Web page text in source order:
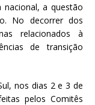
nacional, a questão
No decorrer dos
relacionados à
de transição
nos dias 2 e 3 de
pelos Comitês